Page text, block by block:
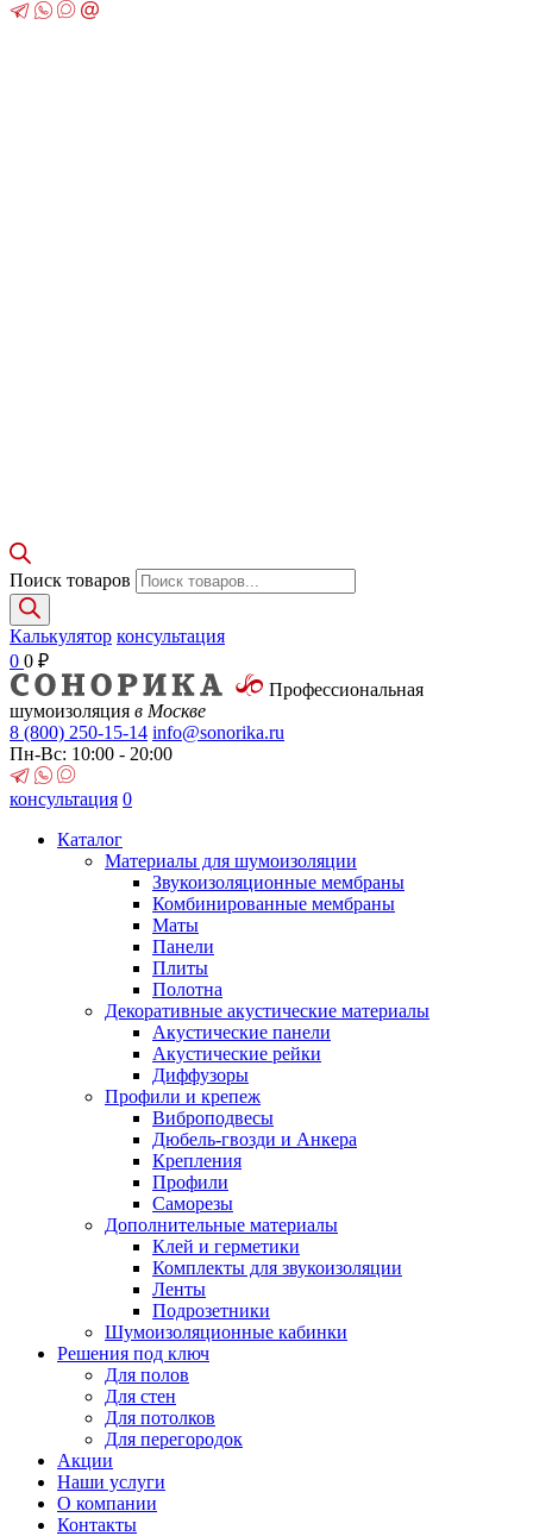
Поиск товаров
Калькулятор консультация
0 0 ₽
Профессиональная
шумоизоляция в Москве
8 (800) 250-15-14 info@sonorika.ru
Пн-Вс: 10:00 - 20:00
консультация 0
Каталог
Материалы для шумоизоляции
Звукоизоляционные мембраны
Комбинированные мембраны
Маты
Панели
Плиты
Полотна
Декоративные акустические материалы
Акустические панели
Акустические рейки
Диффузоры
Профили и крепеж
Виброподвесы
Дюбель-гвозди и Анкера
Крепления
Профили
Саморезы
Дополнительные материалы
Клей и герметики
Комплекты для звукоизоляции
Ленты
Подрозетники
Шумоизоляционные кабинки
Решения под ключ
Для полов
Для стен
Для потолков
Для перегородок
Акции
Наши услуги
О компании
Контакты